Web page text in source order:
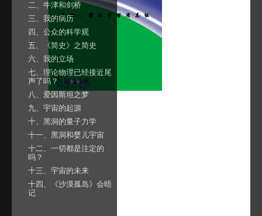
二、牛津和剑桥
三、我的病历
四、公众的科学观
五、《简史》之简史
六、我的立场
七、理论物理已经接近尾
声了吗？
八、爱因斯坦之梦
九、宇宙的起源
十、黑洞的量子力学
十一、黑洞和婴儿宇宙
十二、一切都是注定的
吗？
十三、宇宙的未来
十四、《沙漠孤岛》会晤
记